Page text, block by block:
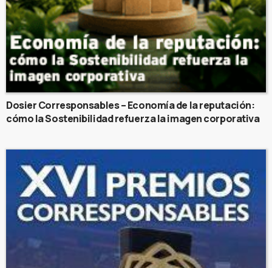
Dosier Corresponsables – Economía de la reputación:
cómo la Sostenibilidad refuerza la imagen corporativa